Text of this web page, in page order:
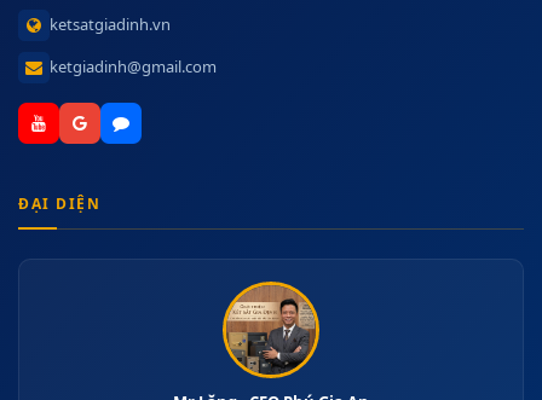
ketsatgiadinh.vn
ketgiadinh@gmail.com
ĐẠI DIỆN